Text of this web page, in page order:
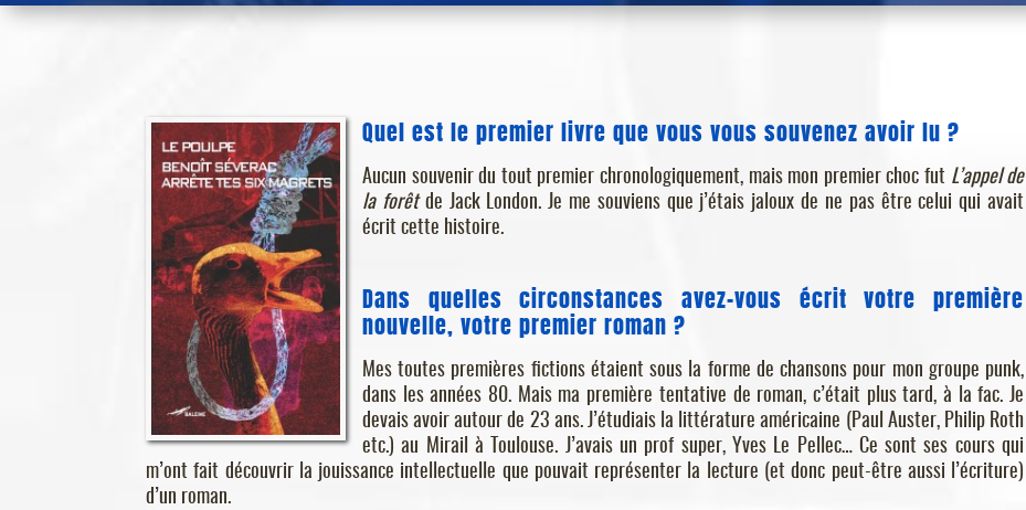
Quel est le premier livre que vous vous souvenez avoir lu ?
Aucun souvenir du tout premier chronologiquement, mais mon premier choc fut L’appel de
la forêtde Jack London. Je me souviens que j’étais jaloux de ne pas être celui qui avait
écrit cette histoire.
Dans quelles circonstances avez-vous écrit votre première
nouvelle, votre premier roman ?
Mes toutes premières fictions étaient sous la forme de chansons pour mon groupe punk,
dans les années 80. Mais ma première tentative de roman, c’était plus tard, à la fac. Je
devais avoir autour de 23 ans. J’étudiais la littérature américaine (Paul Auster, Philip Roth
etc.) au Mirail à Toulouse. J’avais un prof super, Yves Le Pellec… Ce sont ses cours qui
m’ont fait découvrir la jouissance intellectuelle que pouvait représenter la lecture (et donc peut-être aussi l’écriture)
d’un roman.